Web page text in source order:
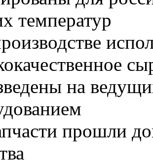
температур
на
прошли